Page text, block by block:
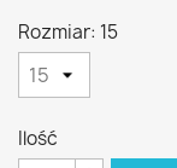
Rozmiar: 15
Ilość